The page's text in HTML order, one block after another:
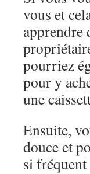
vous et
apprendre
pourriez
pour y
une
Ensuite,
douce et
si